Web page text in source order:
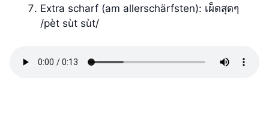
Extra scharf (am allerschärfsten): เผ็ดสุดๆ
/pèt sùt sùt/